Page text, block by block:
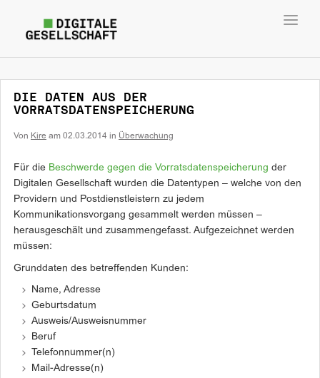
DIE DATEN AUS DER
VORRATSDATENSPEICHERUNG
Von Kire am 02.03.2014 in Überwachung
Für die Beschwerde gegen die Vorratsdatenspeicherung der
Digitalen Gesellschaft wurden die Datentypen – welche von den
Providern und Postdienstleistern zu jedem
Kommunikationsvorgang gesammelt werden müssen –
herausgeschält und zusammengefasst. Aufgezeichnet werden
müssen:
Grunddaten des betreffenden Kunden:
Name, Adresse
Geburtsdatum
Ausweis/Ausweisnummer
Beruf
Telefonnummer(n)
Mail-Adresse(n)